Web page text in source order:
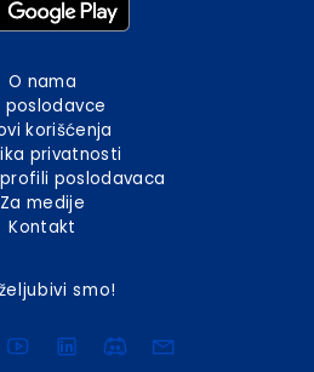
O nama
poslodavce
korišćenja
privatnosti
poslodavaca
Za medije
Kontakt
smo!